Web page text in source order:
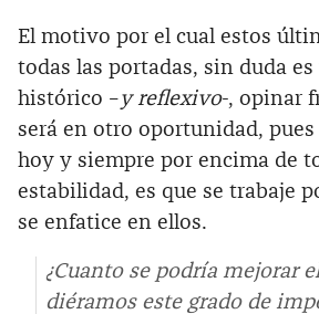
El motivo por el cual estos
todas las portadas, sin duda es
histórico –y reflexivo-, opinar
será en otro oportunidad,
hoy y siempre por encima de
estabilidad, es que se trabaje
se enfatice en ellos.
¿Cuanto se podría mejorar
diéramos este grado de